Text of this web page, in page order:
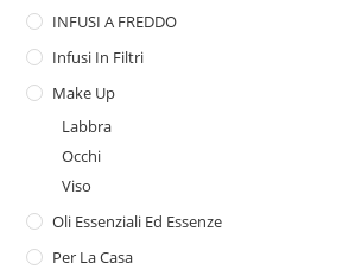
INFUSI A FREDDO
Infusi In Filtri
Make Up
Labbra
Occhi
Viso
Oli Essenziali Ed Essenze
Per La Casa